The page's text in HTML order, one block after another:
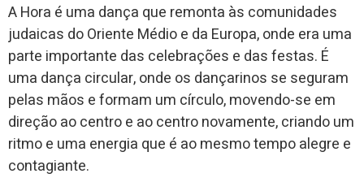
A Hora é uma dança que remonta às comunidades
judaicas do Oriente Médio e da Europa, onde era uma
parte importante das celebrações e das festas. É
uma dança circular, onde os dançarinos se seguram
pelas mãos e formam um círculo, movendo-se em
direção ao centro e ao centro novamente, criando um
ritmo e uma energia que é ao mesmo tempo alegre e
contagiante.